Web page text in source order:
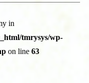
in
tmrysys/wp-
on line 63